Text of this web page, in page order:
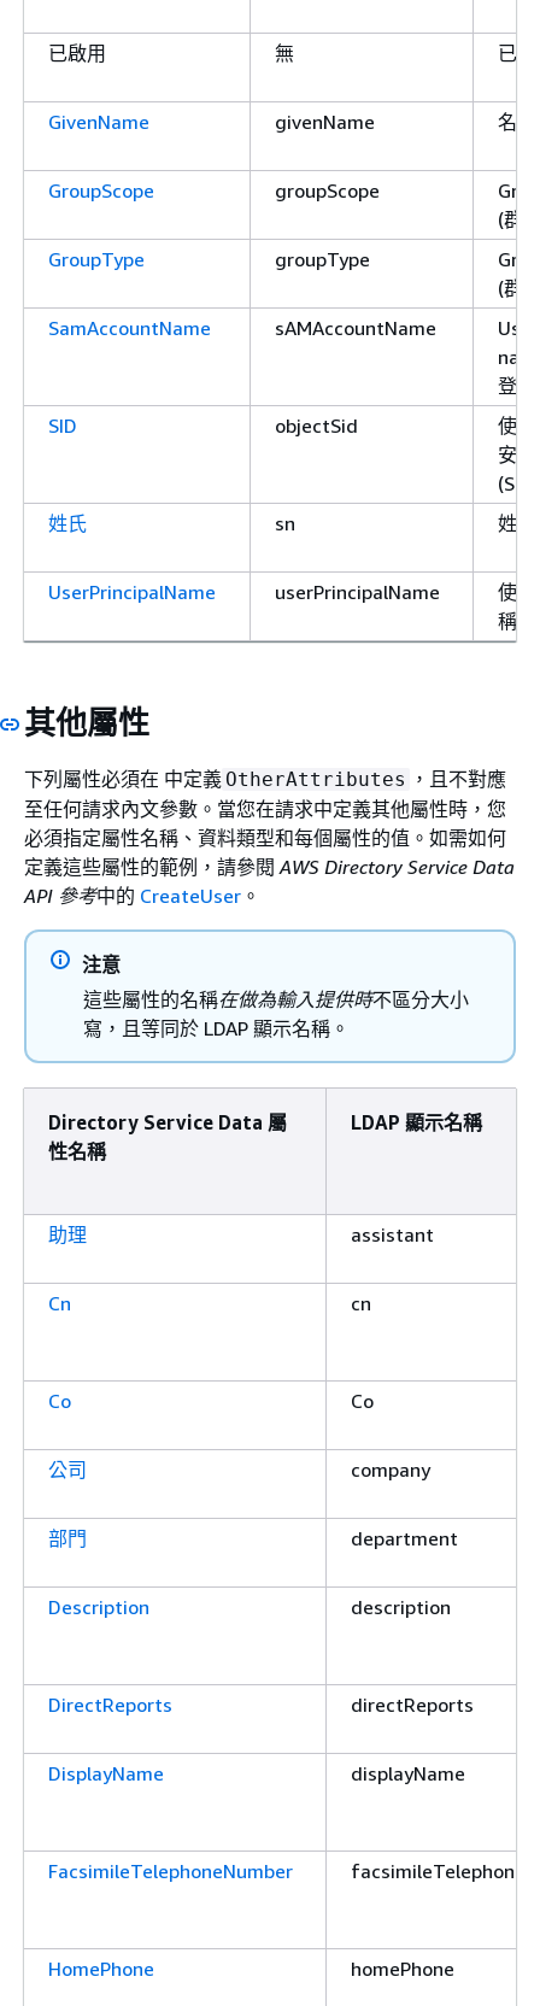
已啟用 無 已
GivenName givenName 名字
GroupScope groupScope
(群
GroupType
groupType
(群
SamAccountName
sAMAccountName
登
SID
objectSid
使
安
(SID)
姓氏
sn 姓氏
UserPrincipalName userPrincipalName
使
稱
其他屬性
下列屬性必須在 中定義 OtherAttributes ，且不對應
至任何請求內文參數。當您在請求中定義其他屬性時，您
必須指定屬性名稱、資料類型和每個屬性的值。如需如何
定義這些屬性的範例，請參閱AWS Directory Service Data
API 參考中的 CreateUser 。
注意
這些屬性的名稱在做為輸入提供時不區分大小
寫，且等同於 LDAP 顯示名稱。
Directory Service Data 屬
性名稱
LDAP 顯示名稱
助理 assistant
Cn cn
Co Co
公司 company
部門 department
Description description
DirectReports directReports
DisplayName displayName
FacsimileTelephoneNumber
HomePhone homePhone